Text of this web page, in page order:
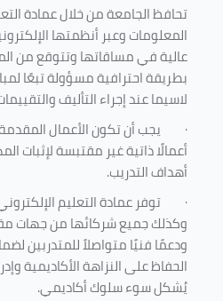
تحافظ الجامعة من خلال عمادة
المعلومات وعبر أنظمتها
عالية في مساقاتها وتتوقع من
بطريقة احترافية مسؤولة تبعًا
لاسيما عند إجراء التأليف
· يجب أن تكون الأعمال
أعمالًا ذاتية غير مقتبسة لإثبات
أهداف التدريب.
· توفر عمادة التعليم
وكذلك جميع شركائها من جهات
ودعمًا فنيًا متواصلاً للمتدربين
الحفاظ على النزاهة الأكاديمية
يُشكل سوء سلوك أكاديمي.